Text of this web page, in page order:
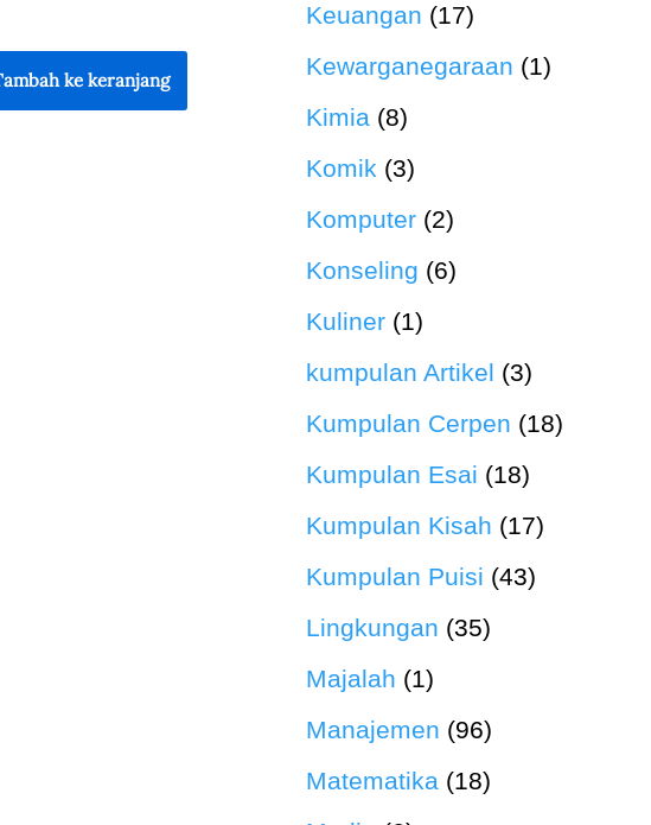
ke keranjang
Keuangan (17)
Kewarganegaraan (1)
Kimia (8)
Komik (3)
Komputer (2)
Konseling (6)
Kuliner (1)
kumpulan Artikel (3)
Kumpulan Cerpen (18)
Kumpulan Esai (18)
Kumpulan Kisah (17)
Kumpulan Puisi (43)
Lingkungan (35)
Majalah (1)
Manajemen (96)
Matematika (18)